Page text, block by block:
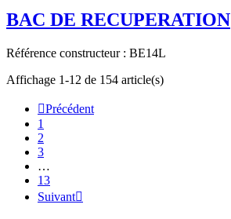
BAC DE RECUPERATION
Référence constructeur : BE14L
Affichage 1-12 de 154 article(s)
Précédent
1
2
3
…
13
Suivant